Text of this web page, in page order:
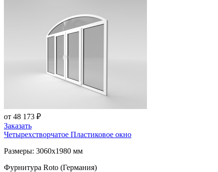
от 48 173 ₽
Заказать
Четырехстворчатое Пластиковое окно
Размеры: 3060x1980 мм
Фурнитура Roto (Германия)